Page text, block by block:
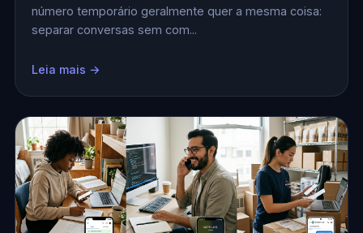
número temporário geralmente quer a mesma coisa:
separar conversas sem com...
Leia mais →